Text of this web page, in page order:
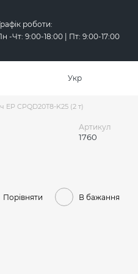
роботи:
-Чт: 9:00-18:00 | Пт: 9:00-17:00
Укр
CPQD20T8-K25 (2 т)
Артикул
1760
Порівняти В бажання